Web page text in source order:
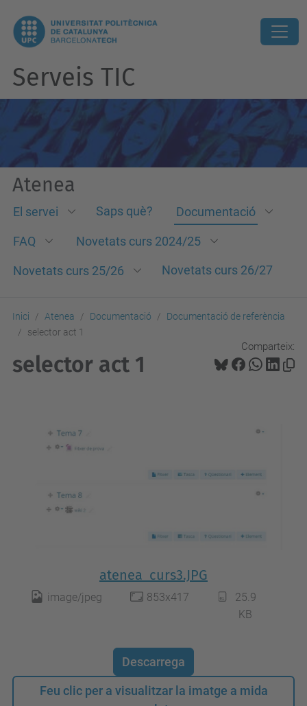
Serveis TIC
Atenea
El servei Saps què? Documentació
FAQ Novetats curs 2024/25
Novetats curs 25/26 Novetats curs 26/27
Inici Atenea Documentació
Documentació de referència
selector act 1
Comparteix:
selector act 1
atenea_curs3.JPG
image/jpeg 853x417
25.9
KB
Descarrega
Feu clic per a visualitzar la imatge a mida